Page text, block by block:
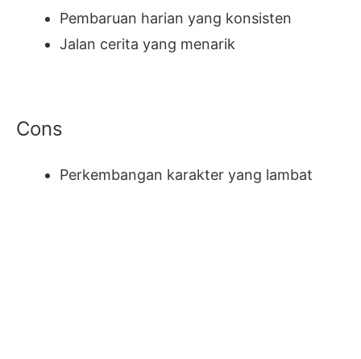
Pembaruan harian yang konsisten
Jalan cerita yang menarik
Cons
Perkembangan karakter yang lambat